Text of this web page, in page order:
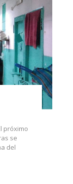
próximo
se
del